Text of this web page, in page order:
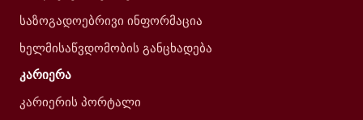
საზოგადოებრივი ინფორმაცია
ხელმისაწვდომობის განცხადება
კარიერა
კარიერის პორტალი